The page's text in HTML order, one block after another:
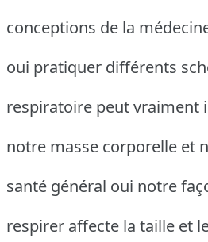
conceptions de la
oui pratiquer différents
respiratoire peut vraiment
notre masse corporelle et
santé général oui notre
respirer affecte la taille et